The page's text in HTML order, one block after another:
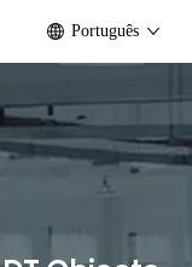
Português